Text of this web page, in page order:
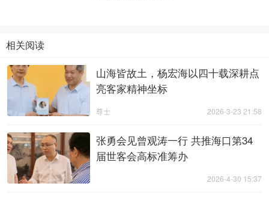
相关阅读
山海皆故土，杨宏海以四十载深耕点
亮客家精神坐标
2026-3-23 21:58
尊士
张勇会见曾观涛一行 共推海口第34
届世客会高标准筹办
2026-4-30 15:37